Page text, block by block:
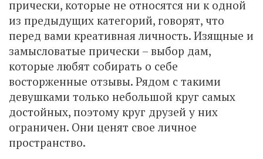
прически, которые не относятся ни к одной
из предыдущих категорий, говорят, что
перед вами креативная личность. Изящные и
замысловатые прически – выбор дам,
которые любят собирать о себе
восторженные отзывы. Рядом с такими
девушками только небольшой круг самых
достойных, поэтому круг друзей у них
ограничен. Они ценят свое личное
пространство.